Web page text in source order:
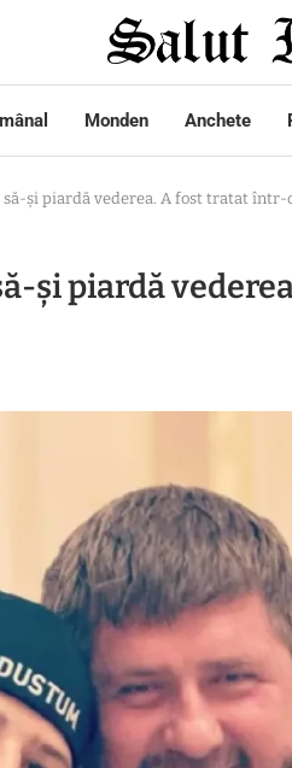
Monden Anchete
să-și piardă vederea. A fost tratat
și piardă